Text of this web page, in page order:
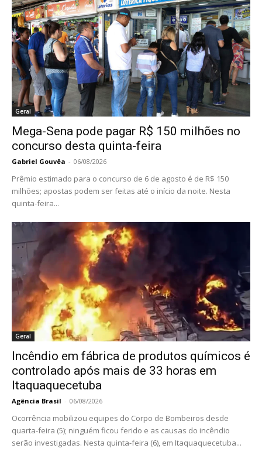
Geral
Mega-Sena pode pagar R$ 150 milhões no
concurso desta quinta-feira
Gabriel Gouvêa - 06/08/2026
Prêmio estimado para o concurso de 6 de agosto é de R$ 150
milhões; apostas podem ser feitas até o início da noite. Nesta
quinta-feira...
Geral
Incêndio em fábrica de produtos químicos é
controlado após mais de 33 horas em
Itaquaquecetuba
Agência Brasil - 06/08/2026
Ocorrência mobilizou equipes do Corpo de Bombeiros desde
quarta-feira (5); ninguém ficou ferido e as causas do incêndio
serão investigadas. Nesta quinta-feira (6), em Itaquaquecetuba...